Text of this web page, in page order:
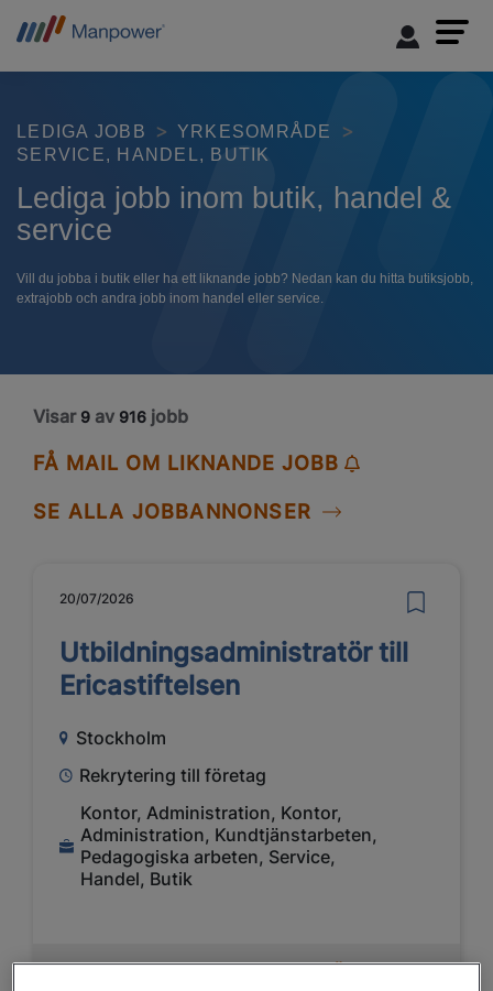
LEDIGA JOBB
YRKESOMRÅDE
SERVICE, HANDEL, BUTIK
Lediga jobb inom butik, handel &
service
Vill du jobba i butik eller ha ett liknande jobb? Nedan kan du hitta butiksjobb,
extrajobb och andra jobb inom handel eller service.
SE ALLA JOBBANNONSER
Visar 9 av 916 jobb
FÅ MAIL OM LIKNANDE JOBB
20/07/2026
Utbildningsadministratör till
Ericastiftelsen
Stockholm
Rekrytering till företag
Kontor, Administration, Kontor,
Administration, Kundtjänstarbeten,
Pedagogiska arbeten, Service,
Handel, Butik
LÄS MER